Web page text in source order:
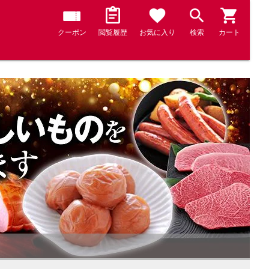
クーポン 閲覧履歴 お気に入り 検索 カート